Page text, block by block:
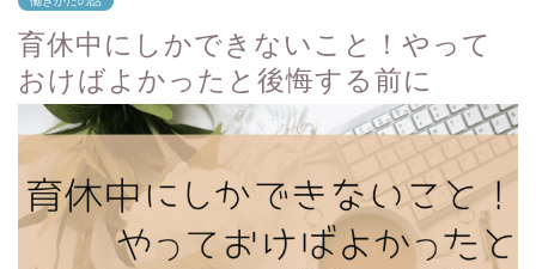
育休中にしかできないこと！やって
おけばよかったと後悔する前に